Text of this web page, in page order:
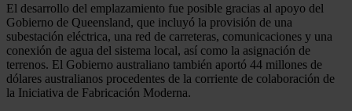
El desarrollo del emplazamiento fue posible gracias al apoyo del
Gobierno de Queensland, que incluyó la provisión de una
subestación eléctrica, una red de carreteras, comunicaciones y una
conexión de agua del sistema local, así como la asignación de
terrenos. El Gobierno australiano también aportó 44 millones de
dólares australianos procedentes de la corriente de colaboración de
la Iniciativa de Fabricación Moderna.